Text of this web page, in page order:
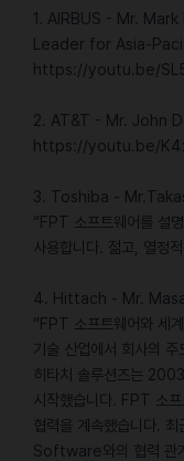
1. AIRBUS - Mr.
Leader for Asia-
https://youtu.be/
2. AT&T - Mr. John
https://youtu.be/
3. Toshiba -
“FPT 소프트웨어를 설
사용합니다. 젊고, 열정
4. Hittach - Mr.
“FPT 소프트웨어와 세
기술 산업에서 회사의 주
히타치 솔루션즈는
시작했습니다. FPT 소
협력을 계속했습니다.
Software와의 협력 관